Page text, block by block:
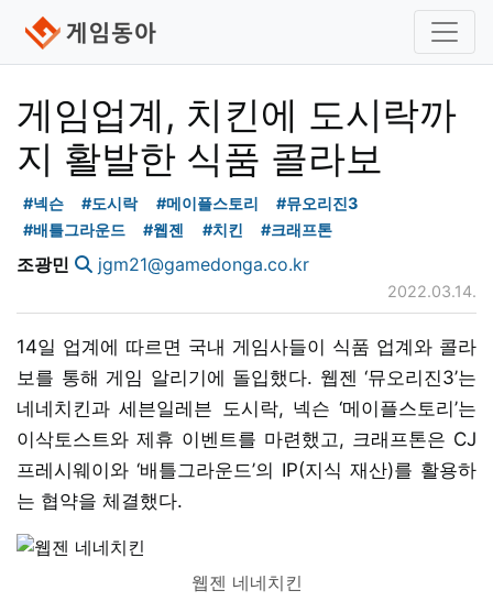
게임업계, 치킨에 도시락까
지 활발한 식품 콜라보
#넥슨 #도시락 #메이플스토리
#뮤오리진3
#배틀그라운드
#웹젠 #치킨 #크래프톤
조광민 jgm21@gamedonga.co.kr
2022.03.14.
14일 업계에 따르면 국내 게임사들이 식품 업계와 콜라
보를 통해 게임 알리기에 돌입했다. 웹젠 ‘뮤오리진3’는
네네치킨과 세븐일레븐 도시락, 넥슨 ‘메이플스토리’는
이삭토스트와 제휴 이벤트를 마련했고, 크래프톤은 CJ
프레시웨이와 ‘배틀그라운드’의 IP(지식 재산)를 활용하
는 협약을 체결했다.
웹젠 네네치킨